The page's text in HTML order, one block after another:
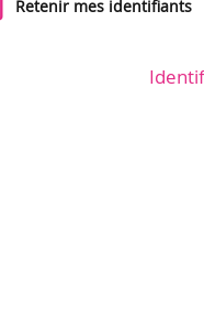
Retenir mes identifiants